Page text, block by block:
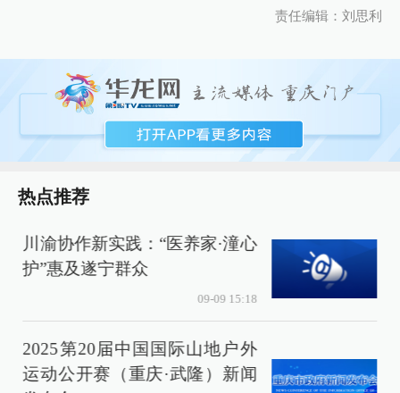
责任编辑：刘思利
热点推荐
川渝协作新实践：“医养家·潼心
护”惠及遂宁群众
09-09 15:18
2025第20届中国国际山地户外
运动公开赛（重庆·武隆）新闻